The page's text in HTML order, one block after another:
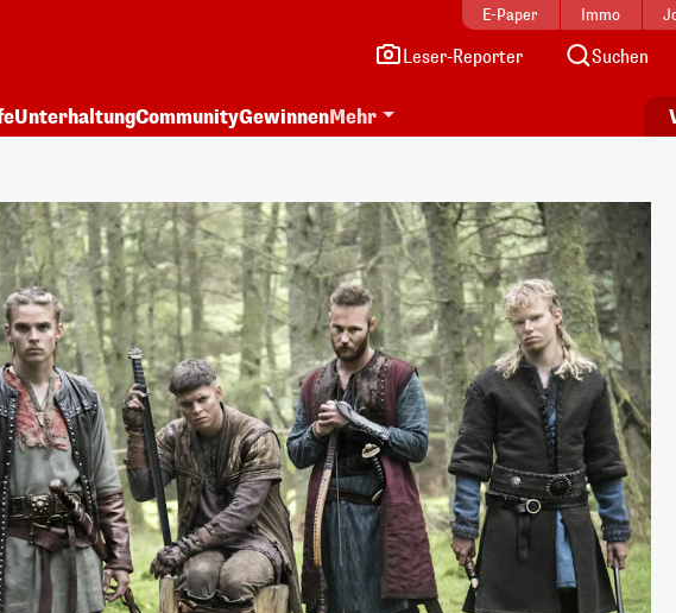
E-Paper Immo
Leser-Reporter Suchen
UnterhaltungCommunityGewinnenMehr